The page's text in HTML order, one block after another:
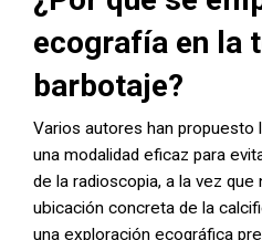
ecografía en la
barbotaje?
Varios autores han propuesto
una modalidad eficaz para
de la radioscopia, a la vez
ubicación concreta de la
una exploración ecográfica